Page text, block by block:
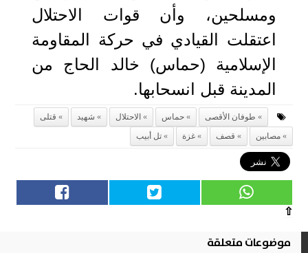
ومسلحين، وأن قوات الاحتلال
اعتقلت القيادي في حركة المقاومة
الإسلامية (حماس) خالد الحاج من
المدينة قبل انسحابها.
طوفان الأقصى حماس الاحتلال شهيد
قتلى
مصابين
قصف غزة تل أبيب
⇧
موضوعات متعلقة